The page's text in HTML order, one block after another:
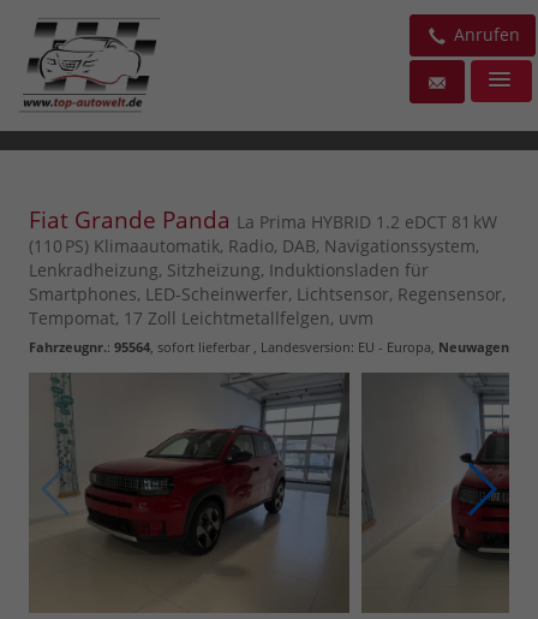
Anrufen
Fiat Grande Panda La Prima HYBRID 1.2 eDCT 81 kW
(110 PS) Klimaautomatik, Radio, DAB, Navigationssystem,
Lenkradheizung, Sitzheizung, Induktionsladen für
Smartphones, LED-Scheinwerfer, Lichtsensor, Regensensor,
Tempomat, 17 Zoll Leichtmetallfelgen, uvm
Fahrzeugnr.: 95564 sofort lieferbar , Landesversion: EU - Europa, Neuwagen